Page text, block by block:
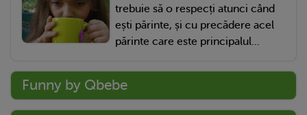
trebuie să o respecți atunci când
ești părinte, și cu precădere acel
părinte care este principalul...
Funny by Qbebe